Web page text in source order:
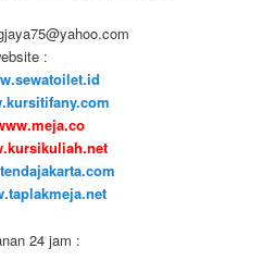
:
24 jam :